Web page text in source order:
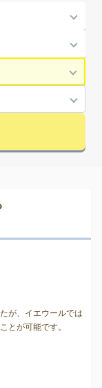
が、イエウールでは
とが可能です。